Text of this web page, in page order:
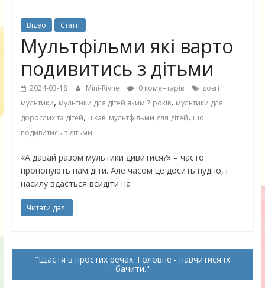
Відео Статті
Мультфільми які варто
подивитись з дітьми
2024-03-18 Mini-Rivne 0 коментарів
довгі
мультики, мультики для дітей яким 7 років, мультики для
дорослих та дітей, цікаві мультфільми для дітей, що
подивитись з дітьми
«А давай разом мультики дивитися?» – часто
пропонують нам діти. Але часом це досить нудно, і
насилу вдається всидіти на
Читати далі
Щастя в простих речах. Головне - навчитися їх
бачити.